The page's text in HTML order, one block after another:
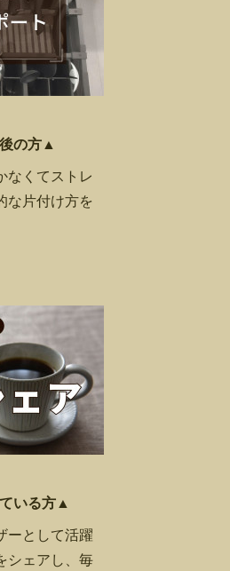
の方▲
なくてストレ
な片付け方を
いる方▲
ーとして活躍
シェアし、毎